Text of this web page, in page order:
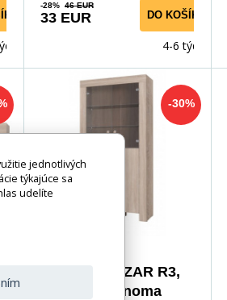
-28% 46 EUR
33 EUR DO KOŠÍKA
4-6 týdnů
-30%
Vitrína CEZAR R3,
Dub sonoma
jednotlivých
týkajúce sa
udelíte